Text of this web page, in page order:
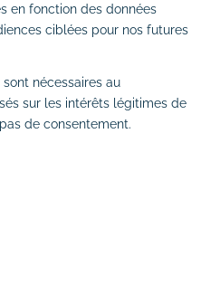
en fonction des données
ciblées pour nos futures
sont nécessaires au
sur les intérêts légitimes de
de consentement.
(SEO)
(SEA)